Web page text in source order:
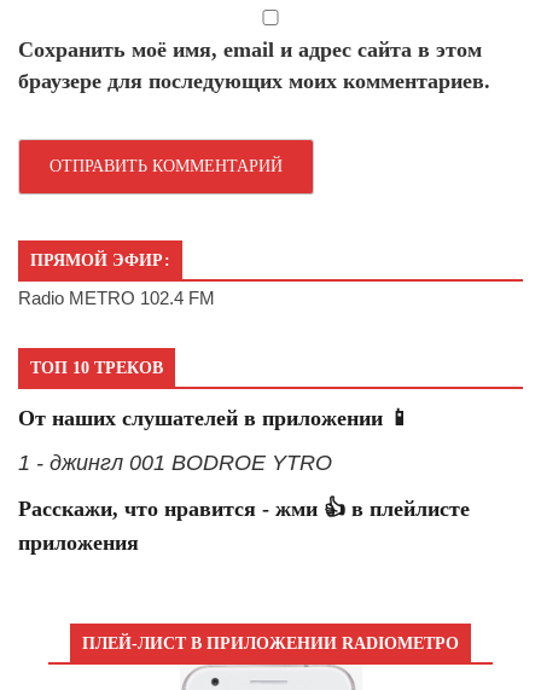
Сохранить моё имя, email и адрес сайта в этом
браузере для последующих моих комментариев.
ПРЯМОЙ ЭФИР:
Radio METRO 102.4 FM
ТОП 10 ТРЕКОВ
От наших слушателей в приложении 📱
1 - джингл 001 BODROE YTRO
Расскажи, что нравится - жми 👍 в плейлисте
приложения
ПЛЕЙ-ЛИСТ В ПРИЛОЖЕНИИ RADIOМЕТРО